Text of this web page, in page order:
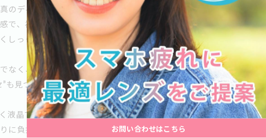
のディティールには特にこだわりがあるとのこと。
で、裸眼でそこそこ見えることもあって
しっくりこなかったそうです。
なく、
も見つかりました。
液晶での確認が中心だったようで、
に負担がかかっていたことが考えられます。
お問い合わせはこちら